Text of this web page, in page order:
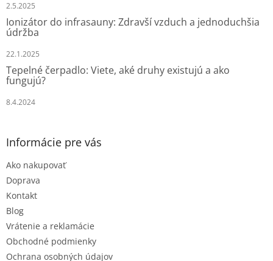
2.5.2025
Ionizátor do infrasauny: Zdravší vzduch a jednoduchšia
údržba
22.1.2025
Tepelné čerpadlo: Viete, aké druhy existujú a ako
fungujú?
8.4.2024
Informácie pre vás
Ako nakupovať
Doprava
Kontakt
Blog
Vrátenie a reklamácie
Obchodné podmienky
Ochrana osobných údajov